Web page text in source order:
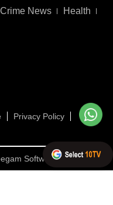
Crime News Health
Privacy Policy
Software Pvt Ltd.